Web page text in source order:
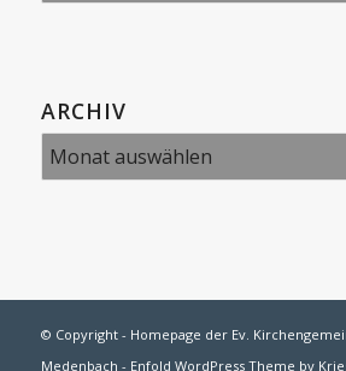
ARCHIV
© Copyright - Homepage der Ev.
Medenbach - Enfold WordPress Theme by